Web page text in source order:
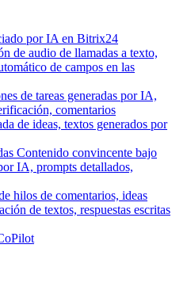
por IA en Bitrix24
de audio de llamadas a texto,
de campos en las
de tareas generadas por IA,
comentarios
de ideas, textos generados por
Contenido convincente bajo
IA, prompts detallados,
hilos de comentarios, ideas
de textos, respuestas escritas